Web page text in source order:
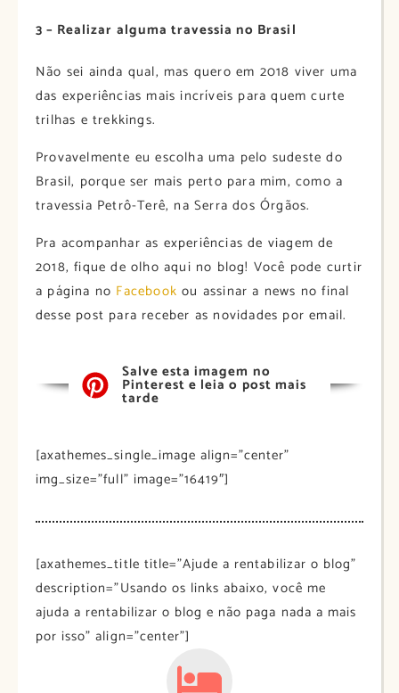
3 – Realizar alguma travessia no Brasil
Não sei ainda qual, mas quero em 2018 viver uma
das experiências mais incríveis para quem curte
trilhas e trekkings.
Provavelmente eu escolha uma pelo sudeste do
Brasil, porque ser mais perto para mim, como a
travessia Petrô-Terê, na Serra dos Órgãos.
Pra acompanhar as experiências de viagem de
2018, fique de olho aqui no blog! Você pode curtir
a página no Facebook ou assinar a news no final
desse post para receber as novidades por email.
Salve esta imagem no
Pinterest e leia o post mais
tarde
[axathemes_single_image align=”center”
img_size=”full” image=”16419″]
[axathemes_title title=”Ajude a rentabilizar o blog”
description=”Usando os links abaixo, você me
ajuda a rentabilizar o blog e não paga nada a mais
por isso” align=”center”]